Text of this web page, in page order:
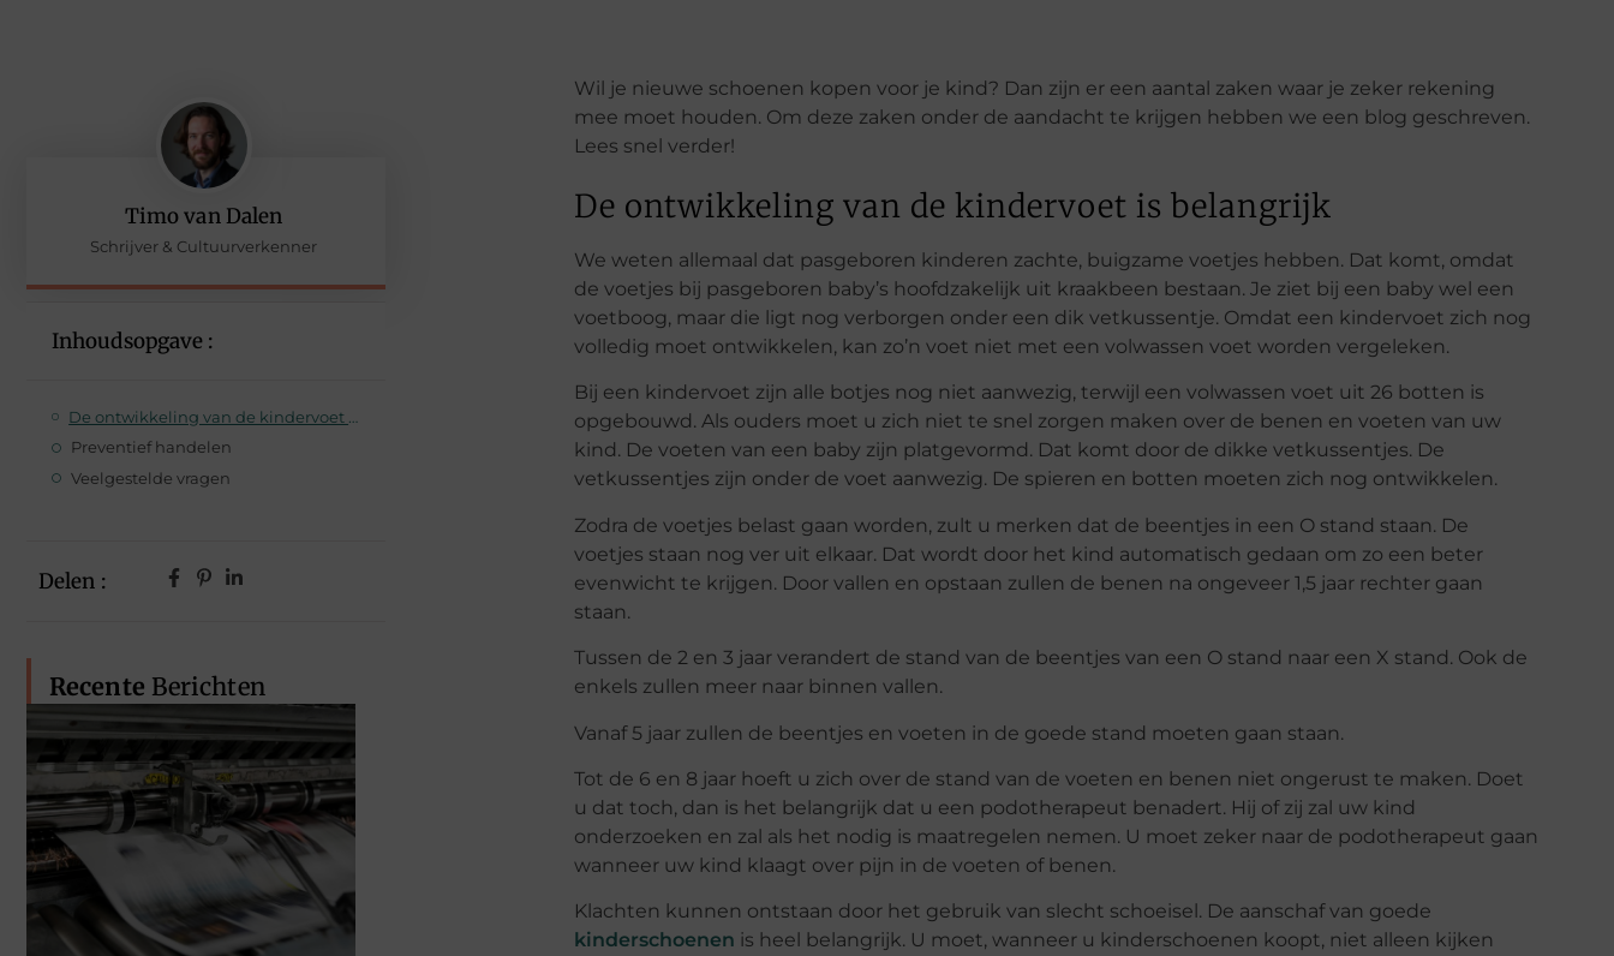
Timo van Dalen
Schrijver & Cultuurverkenner
Inhoudsopgave :
Preventief handelen
Veelgestelde vragen
Delen :
Recente Berichten
Wil je nieuwe schoenen kopen voor je kind? Dan zijn er een aantal zaken waar je zeker rekening
mee moet houden. Om deze zaken onder de aandacht te krijgen hebben we een blog geschreven.
Lees snel verder!
De ontwikkeling van de kindervoet is belangrijk
We weten allemaal dat pasgeboren kinderen zachte, buigzame voetjes hebben. Dat komt, omdat
de voetjes bij pasgeboren baby’s hoofdzakelijk uit kraakbeen bestaan. Je ziet bij een baby wel een
voetboog, maar die ligt nog verborgen onder een dik vetkussentje. Omdat een kindervoet zich nog
volledig moet ontwikkelen, kan zo’n voet niet met een volwassen voet worden vergeleken.
Bij een kindervoet zijn alle botjes nog niet aanwezig, terwijl een volwassen voet uit 26 botten is
opgebouwd. Als ouders moet u zich niet te snel zorgen maken over de benen en voeten van uw
kind. De voeten van een baby zijn platgevormd. Dat komt door de dikke vetkussentjes. De
vetkussentjes zijn onder de voet aanwezig. De spieren en botten moeten zich nog ontwikkelen.
Zodra de voetjes belast gaan worden, zult u merken dat de beentjes in een O stand staan. De
voetjes staan nog ver uit elkaar. Dat wordt door het kind automatisch gedaan om zo een beter
evenwicht te krijgen. Door vallen en opstaan zullen de benen na ongeveer 1,5 jaar rechter gaan
staan.
Tussen de 2 en 3 jaar verandert de stand van de beentjes van een O stand naar een X stand. Ook de
enkels zullen meer naar binnen vallen.
Vanaf 5 jaar zullen de beentjes en voeten in de goede stand moeten gaan staan.
Tot de 6 en 8 jaar hoeft u zich over de stand van de voeten en benen niet ongerust te maken. Doet
u dat toch, dan is het belangrijk dat u een podotherapeut benadert. Hij of zij zal uw kind
onderzoeken en zal als het nodig is maatregelen nemen. U moet zeker naar de podotherapeut gaan
wanneer uw kind klaagt over pijn in de voeten of benen.
Klachten kunnen ontstaan door het gebruik van slecht schoeisel. De aanschaf van goede
kinderschoenen is heel belangrijk. U moet, wanneer u kinderschoenen koopt, niet alleen kijken